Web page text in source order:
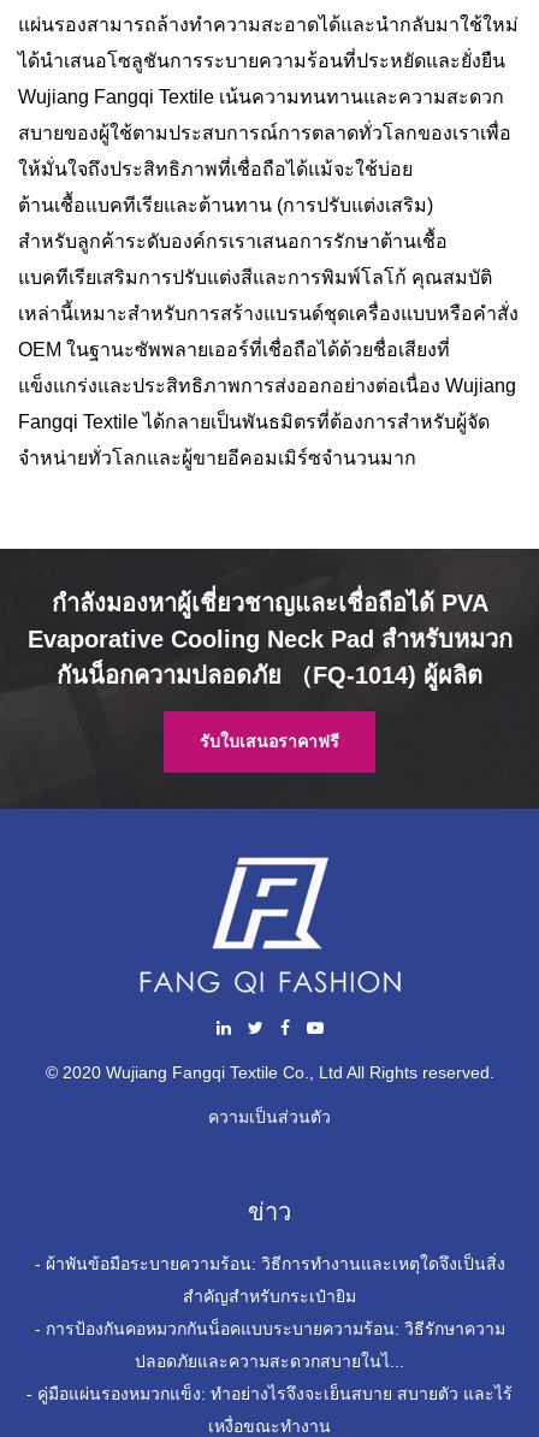
แผ่นรองสามารถล้างทำความสะอาดได้และนำกลับมาใช้ใหม่
ได้นำเสนอโซลูชันการระบายความร้อนที่ประหยัดและยั่งยืน
Wujiang Fangqi Textile เน้นความทนทานและความสะดวก
สบายของผู้ใช้ตามประสบการณ์การตลาดทั่วโลกของเราเพื่อ
ให้มั่นใจถึงประสิทธิภาพที่เชื่อถือได้แม้จะใช้บ่อย
ต้านเชื้อแบคทีเรียและต้านทาน (การปรับแต่งเสริม)
สำหรับลูกค้าระดับองค์กรเราเสนอการรักษาต้านเชื้อ
แบคทีเรียเสริมการปรับแต่งสีและการพิมพ์โลโก้ คุณสมบัติ
เหล่านี้เหมาะสำหรับการสร้างแบรนด์ชุดเครื่องแบบหรือคำสั่ง
OEM ในฐานะซัพพลายเออร์ที่เชื่อถือได้ด้วยชื่อเสียงที่
แข็งแกร่งและประสิทธิภาพการส่งออกอย่างต่อเนื่อง Wujiang
Fangqi Textile ได้กลายเป็นพันธมิตรที่ต้องการสำหรับผู้จัด
จำหน่ายทั่วโลกและผู้ขายอีคอมเมิร์ซจำนวนมาก
กำลังมองหาผู้เชี่ยวชาญและเชื่อถือได้ PVA
Evaporative Cooling Neck Pad สำหรับหมวก
กันน็อกความปลอดภัย （FQ-1014) ผู้ผลิต
รับใบเสนอราคาฟรี
© 2020 Wujiang Fangqi Textile Co., Ltd All Rights reserved.
ความเป็นส่วนตัว
ข่าว
- ผ้าพันข้อมือระบายความร้อน: วิธีการทำงานและเหตุใดจึงเป็นสิ่ง
สำคัญสำหรับกระเป๋ายิม
- การป้องกันคอหมวกกันน็อคแบบระบายความร้อน: วิธีรักษาความ
ปลอดภัยและความสะดวกสบายในไ...
- คู่มือแผ่นรองหมวกแข็ง: ทำอย่างไรจึงจะเย็นสบาย สบายตัว และไร้
เหงื่อขณะทำงาน